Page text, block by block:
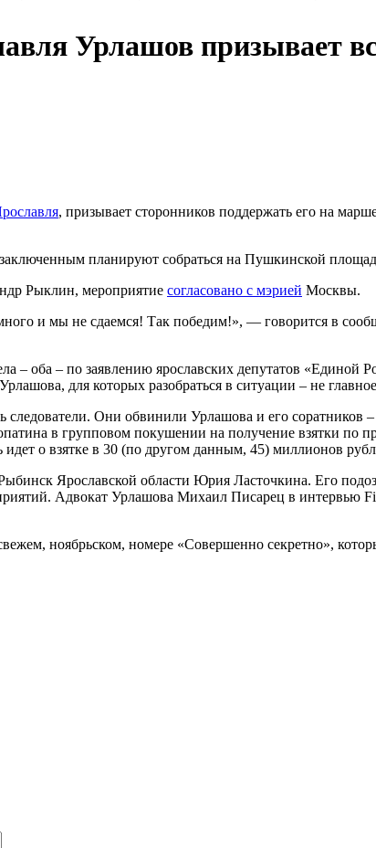
Урлашов призывает
, призывает сторонников поддержать его на
планируют собраться на Пушкинской
Рыклин, мероприятие согласовано с мэрией Москвы.
и мы не сдаемся! Так победим!», — говорится в
– оба – по заявлению ярославских депутатов
для которых разобраться в ситуации – не
Они обвинили Урлашова и его соратников
в групповом покушении на получение взятки по
о взятке в 30 (по другом данным, 45) миллионов
Ярославской области Юрия Ласточкина. Его
Адвокат Урлашова Михаил Писарец в интервью
ноябрьском, номере «Совершенно секретно»,